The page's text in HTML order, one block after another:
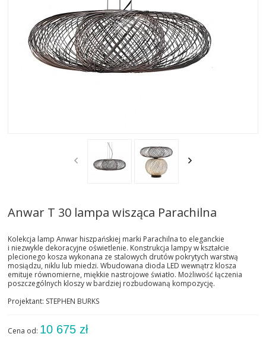
AKTUALNOSCI
STREFA-PROJEKTANTA
REALIZACJE
Anwar T 30 lampa wisząca Parachilna
Kolekcja lamp Anwar hiszpańskiej marki Parachilna to eleganckie
i niezwykle dekoracyjne oświetlenie. Konstrukcja lampy w kształcie
plecionego kosza wykonana ze stalowych drutów pokrytych warstwą
mosiądzu, niklu lub miedzi. Wbudowana dioda LED wewnątrz klosza
emituje równomierne, miękkie nastrojowe światło. Możliwość łączenia
poszczególnych kloszy w bardziej rozbudowaną kompozycję.
Projektant: STEPHEN BURKS
Cena od: 10 675 zł